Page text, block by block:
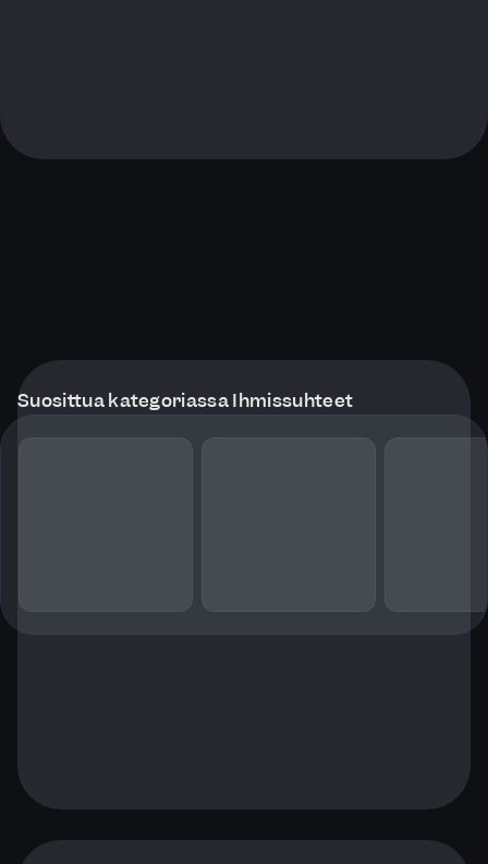
Suosittua kategoriassa Ihmissuhteet